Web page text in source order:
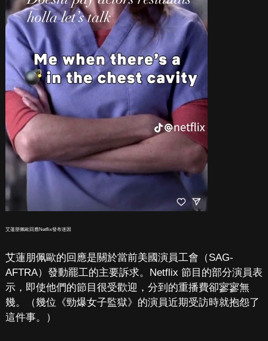
艾蓮朋佩歐回應Netflix發布迷因
艾蓮朋佩歐的回應是關於當前美國演員工會（SAG-
AFTRA）發動罷工的主要訴求。Netflix 節目的部分演員表
示，即使他們的節目很受歡迎，分到的重播費卻寥寥無
幾。（幾位《勁爆女子監獄》的演員近期受訪時就抱怨了
這件事。）